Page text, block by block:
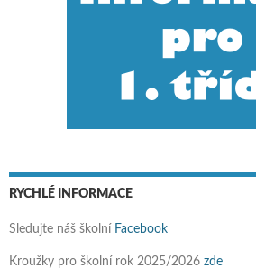
RYCHLÉ INFORMACE
Sledujte náš školní Facebook
Kroužky pro školní rok 2025/2026 zde